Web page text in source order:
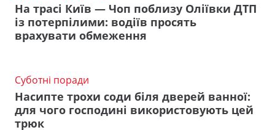
На трасі Київ — Чоп поблизу Оліївки ДТП
із потерпілими: водіїв просять
врахувати обмеження
Суботні поради
Насипте трохи соди біля дверей ванної:
для чого господині використовують цей
трюк